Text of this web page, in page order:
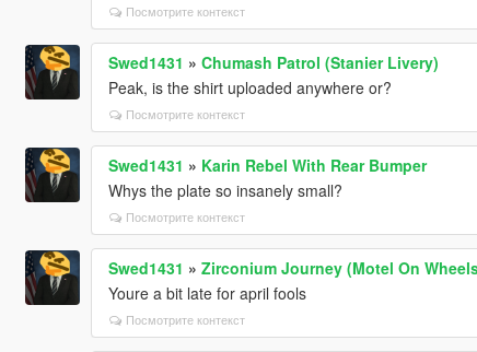
Посмотрите контекст
Swed1431 » Chumash Patrol (Stanier Livery)
Peak, is the shirt uploaded anywhere or?
Посмотрите контекст
Swed1431 » Karin Rebel With Rear Bumper
Whys the plate so insanely small?
Посмотрите контекст
Swed1431 » Zirconium Journey (Motel On
Youre a bit late for april fools
Посмотрите контекст